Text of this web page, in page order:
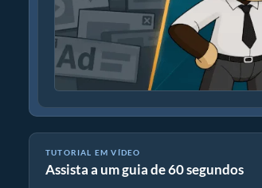
TUTORIAL EM VÍDEO
Assista a um guia de 60 segundos
Como reduzir MP4 para 16MB (Guia simples)